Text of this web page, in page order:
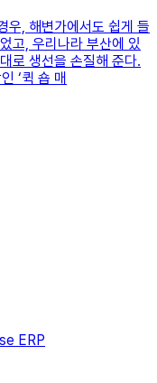
우, 해변가에서도 쉽게 들
고, 우리나라 부산에 있
로 생선을 손질해 준다.
‘퀵 숍 매
ERP